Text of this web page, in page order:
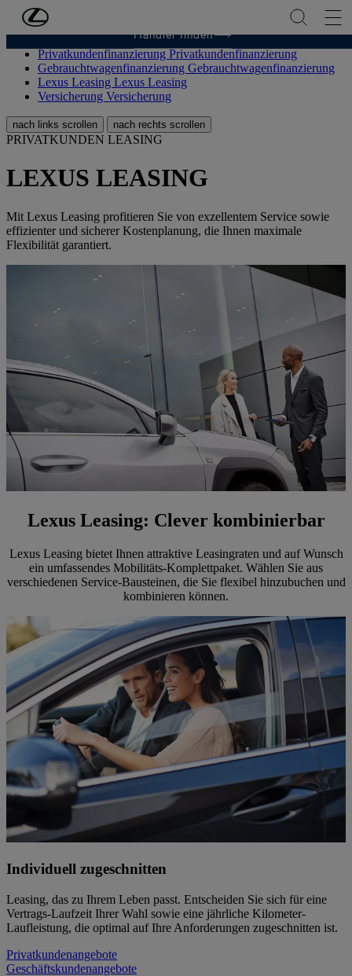
Zum Hauptinhalt springen
Händler finden
Attraktive AngeboteAttraktive Angebote
Privatkundenfinanzierung Privatkundenfinanzierung
Gebrauchtwagenfinanzierung Gebrauchtwagenfinanzierung
Lexus Leasing Lexus Leasing
Versicherung Versicherung
nach links scrollen nach rechts scrollen
PRIVATKUNDEN LEASING
LEXUS LEASING
Mit Lexus Leasing profitieren Sie von exzellentem Service sowie
effizienter und sicherer Kostenplanung, die Ihnen maximale
Flexibilität garantiert.
Lexus Leasing: Clever kombinierbar
Lexus Leasing bietet Ihnen attraktive Leasingraten und auf Wunsch
ein umfassendes Mobilitäts-Komplettpaket. Wählen Sie aus
verschiedenen Service-Bausteinen, die Sie flexibel hinzubuchen und
kombinieren können.
Individuell zugeschnitten
Leasing, das zu Ihrem Leben passt. Entscheiden Sie sich für eine
Vertrags-Laufzeit Ihrer Wahl sowie eine jährliche Kilometer-
Laufleistung, die optimal auf Ihre Anforderungen zugeschnitten ist.
Privatkundenangebote
Geschäftskundenangebote